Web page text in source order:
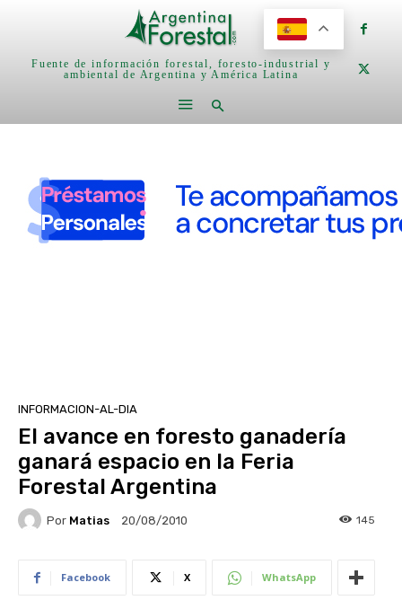
Fuente de información forestal, foresto-industrial y
ambiental de Argentina y América Latina
INFORMACION-AL-DIA
El avance en foresto ganadería
ganará espacio en la Feria
Forestal Argentina
Por Matias 20/08/2010 145
Facebook X WhatsApp